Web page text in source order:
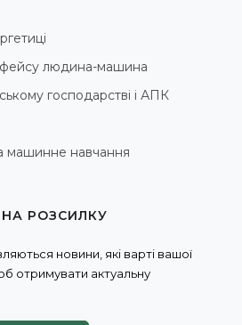
людина-машина
господарстві і АПК
машинне навчання
РОЗСИЛКУ
новини, які варті вашої
отримувати актуальну